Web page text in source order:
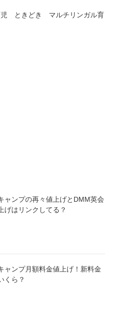
児 ときどき マルチリンガル育
ャンプの再々値上げとDMM英会
げはリンクしてる？
ャンプ月額料金値上げ！新料金
くら？